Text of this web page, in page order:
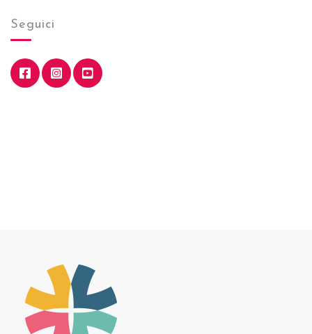
Seguici